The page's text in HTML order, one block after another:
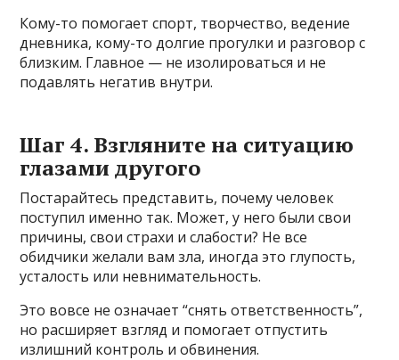
Кому-то помогает спорт, творчество, ведение
дневника, кому-то долгие прогулки и разговор с
близким. Главное — не изолироваться и не
подавлять негатив внутри.
Шаг 4. Взгляните на ситуацию
глазами другого
Постарайтесь представить, почему человек
поступил именно так. Может, у него были свои
причины, свои страхи и слабости? Не все
обидчики желали вам зла, иногда это глупость,
усталость или невнимательность.
Это вовсе не означает “снять ответственность”,
но расширяет взгляд и помогает отпустить
излишний контроль и обвинения.